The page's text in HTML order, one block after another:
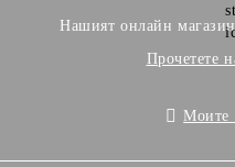
Нашият онлайн
Прочетете
Моите